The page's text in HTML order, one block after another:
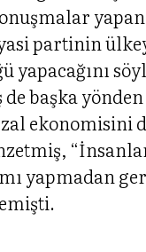
yapan
partinin
yapacağını
başka
ekonomisini
yapmadan